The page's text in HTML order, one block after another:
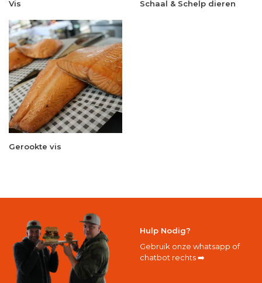
Vis Schaal & Schelp dieren
Gerookte vis
Hulp Nodig?
Gebruik onze whatsapp of
chatbot rechts ➡️